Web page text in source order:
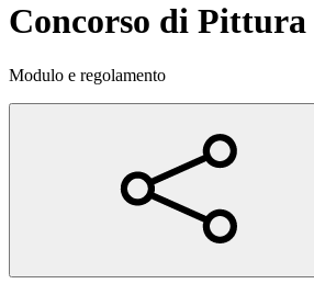
Concorso di Pittura
Modulo e regolamento